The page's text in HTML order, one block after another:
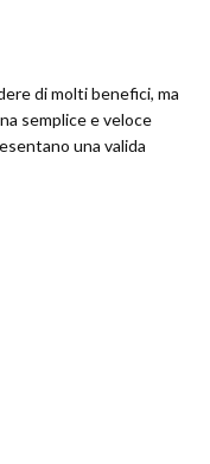
di molti benefici, ma
semplice e veloce
una valida